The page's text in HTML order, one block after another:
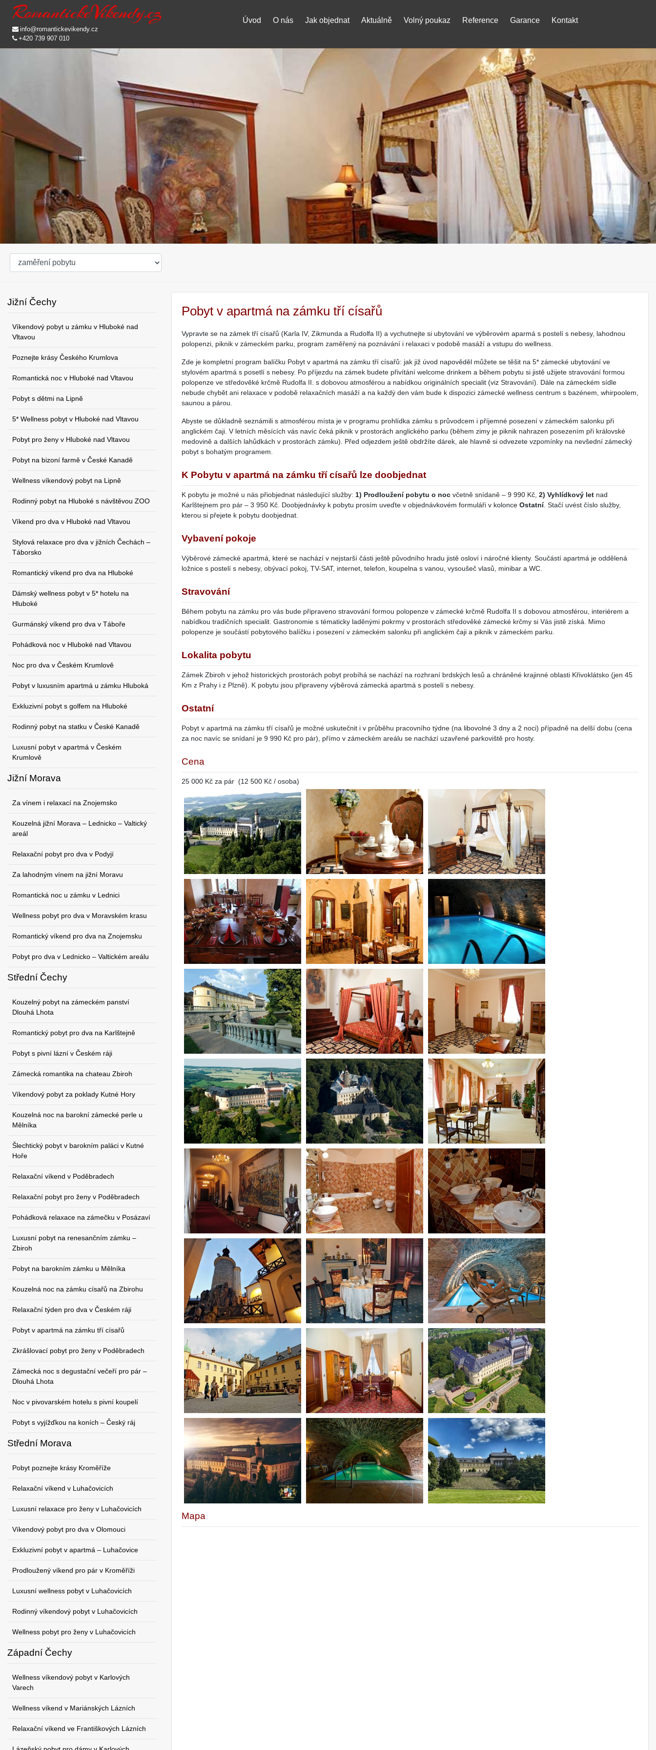
info@romantickevikendy.cz
+420 739 907 010
Úvod O nás Jak objednat Aktuálně Volný poukaz Reference Garance Kontakt
Jižní Čechy
Víkendový pobyt u zámku v Hluboké nad
Vltavou
Poznejte krásy Českého Krumlova
Romantická noc v Hluboké nad Vltavou
Pobyt s dětmi na Lipně
5* Wellness pobyt v Hluboké nad Vltavou
Pobyt pro ženy v Hluboké nad Vltavou
Pobyt na bizoní farmě v České Kanadě
Wellness víkendový pobyt na Lipně
Rodinný pobyt na Hluboké s návštěvou ZOO
Víkend pro dva v Hluboké nad Vltavou
Stylová relaxace pro dva v jižních Čechách –
Táborsko
Romantický víkend pro dva na Hluboké
Dámský wellness pobyt v 5* hotelu na
Hluboké
Gurmánský víkend pro dva v Táboře
Pohádková noc v Hluboké nad Vltavou
Noc pro dva v Českém Krumlově
Pobyt v luxusním apartmá u zámku Hluboká
Exkluzivní pobyt s golfem na Hluboké
Rodinný pobyt na statku v České Kanadě
Luxusní pobyt v apartmá v Českém
Krumlově
Jižní Morava
Za vínem i relaxací na Znojemsko
Kouzelná jižní Morava – Lednicko – Valtický
areál
Relaxační pobyt pro dva v Podyjí
Za lahodným vínem na jižní Moravu
Romantická noc u zámku v Lednici
Wellness pobyt pro dva v Moravském krasu
Romantický víkend pro dva na Znojemsku
Pobyt pro dva v Lednicko – Valtickém areálu
Střední Čechy
Kouzelný pobyt na zámeckém panství
Dlouhá Lhota
Romantický pobyt pro dva na Karlštejně
Pobyt s pivní lázní v Českém ráji
Zámecká romantika na chateau Zbiroh
Víkendový pobyt za poklady Kutné Hory
Kouzelná noc na barokní zámecké perle u
Mělníka
Šlechtický pobyt v barokním paláci v Kutné
Hoře
Relaxační víkend v Poděbradech
Relaxační pobyt pro ženy v Poděbradech
Pohádková relaxace na zámečku v Posázaví
Luxusní pobyt na renesančním zámku –
Zbiroh
Pobyt na barokním zámku u Mělníka
Kouzelná noc na zámku císařů na Zbirohu
Relaxační týden pro dva v Českém ráji
Pobyt v apartmá na zámku tří císařů
Zkrášlovací pobyt pro ženy v Poděbradech
Zámecká noc s degustační večeří pro pár –
Dlouhá Lhota
Noc v pivovarském hotelu s pivní koupelí
Pobyt s vyjížďkou na koních – Český ráj
Střední Morava
Pobyt poznejte krásy Kroměříže
Relaxační víkend v Luhačovicích
Luxusní relaxace pro ženy v Luhačovicích
Víkendový pobyt pro dva v Olomouci
Exkluzivní pobyt v apartmá – Luhačovice
Prodloužený víkend pro pár v Kroměříži
Luxusní wellness pobyt v Luhačovicích
Rodinný víkendový pobyt v Luhačovicích
Wellness pobyt pro ženy v Luhačovicích
Západní Čechy
Wellness víkendový pobyt v Karlových
Varech
Wellness víkend v Mariánských Lázních
Relaxační víkend ve Františkových Lázních
Pobyt v apartmá na zámku tří císařů
Vypravte se na zámek tří císařů (Karla IV, Zikmunda a Rudolfa II) a vychutnejte si ubytování ve výběrovém aparmá s postelí s nebesy, lahodnou
polopenzi, piknik v zámeckém parku, program zaměřený na poznávání i relaxaci v podobě masáží a vstupu do wellness.
Zde je kompletní program balíčku Pobyt v apartmá na zámku tří císařů: jak již úvod napověděl můžete se těšit na 5* zámecké ubytování ve
stylovém apartmá s posetlí s nebesy. Po příjezdu na zámek budete přivítání welcome drinkem a během pobytu si jistě užijete stravování formou
polopenze ve středověké krčmě Rudolfa II. s dobovou atmosférou a nabídkou originálních specialit (viz Stravování). Dále na zámeckém sídle
nebude chybět ani relaxace v podobě relaxačních masáží a na každý den vám bude k dispozici zámecké wellness centrum s bazénem, whirpoolem,
saunou a párou.
Abyste se důkladně seznámili s atmosférou místa je v programu prohlídka zámku s průvodcem i příjemné posezení v zámeckém salonku při
anglickém čaji. V letních měsících vás navíc čeká piknik v prostorách anglického parku (během zimy je piknik nahrazen posezením při královské
medovině a dalších lahůdkách v prostorách zámku). Před odjezdem ještě obdržíte dárek, ale hlavně si odvezete vzpomínky na nevšední zámecký
pobyt s bohatým programem.
K Pobytu v apartmá na zámku tří císařů lze doobjednat
K pobytu je možné u nás přiobjednat následující služby: 1) Prodloužení pobytu o noc včetně snídaně – 9 990 Kč, 2) Vyhlídkový let nad
Karlštejnem pro pár – 3 950 Kč. Doobjednávky k pobytu prosím uveďte v objednávkovém formuláři v kolonce Ostatní. Stačí uvést číslo služby,
kterou si přejete k pobytu doobjednat.
Vybavení pokoje
Výběrové zámecké apartmá, které se nachází v nejstarší části ještě původního hradu jistě osloví i náročné klienty. Součástí apartmá je oddělená
ložnice s postelí s nebesy, obývací pokoj, TV-SAT, internet, telefon, koupelna s vanou, vysoušeč vlasů, minibar a WC.
Stravování
Během pobytu na zámku pro vás bude připraveno stravování formou polopenze v zámecké krčmě Rudolfa II s dobovou atmosférou, interiérem a
nabídkou tradičních specialit. Gastronomie s tématicky laděnými pokrmy v prostorách středověké zámecké krčmy si Vás jistě získá. Mimo
polopenze je součástí pobytového balíčku i posezení v zámeckém salonku při anglickém čaji a piknik v zámeckém parku.
Lokalita pobytu
Zámek Zbiroh v jehož historických prostorách pobyt probíhá se nachází na rozhraní brdských lesů a chráněné krajinné oblasti Křivoklátsko (jen 45
Km z Prahy i z Plzně). K pobytu jsou připraveny výběrová zámecká apartmá s postelí s nebesy.
Ostatní
Pobyt v apartmá na zámku tří císařů je možné uskutečnit i v průběhu pracovního týdne (na libovolné 3 dny a 2 noci) případně na delší dobu (cena
za noc navíc se snídaní je 9 990 Kč pro pár), přímo v zámeckém areálu se nachází uzavřené parkoviště pro hosty.
Cena
25 000 Kč za pár (12 500 Kč / osoba)
Mapa